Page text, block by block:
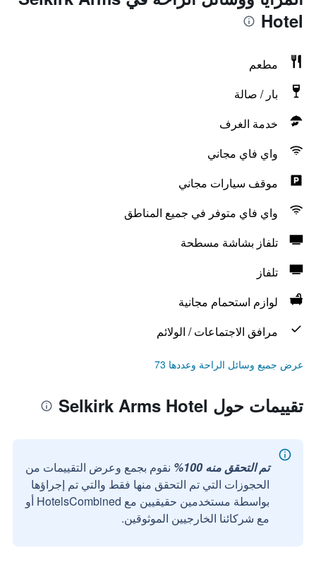
Hotel
مطعم
بار / صالة
خدمة الغرف
واي فاي مجاني
موقف سيارات مجاني
واي فاي متوفر في جميع المناطق
تلفاز بشاشة مسطحة
تلفاز
لوازم استحمام مجانية
مرافق الاجتماعات / الولائم
عرض جميع وسائل الراحة وعددها 73
تقييمات حول Selkirk Arms Hotel
تم التحقق منه 100%
نقوم بجمع وعرض التقييمات من
الحجوزات التي تم التحقق منها فقط والتي تم إجراؤها
بواسطة مستخدمين حقيقيين مع HotelsCombined أو
مع شركائنا الخارجيين الموثوقين.